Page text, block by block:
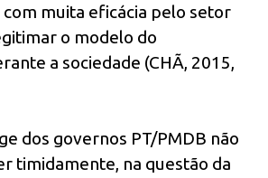
muita eficácia pelo setor
o modelo do
a sociedade (CHÃ, 2015,
dos governos PT/PMDB não
timidamente, na questão da